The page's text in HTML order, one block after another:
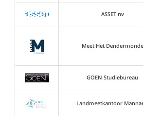
ASSET nv
Meet Het Dendermonde
GOEN Studiebureau
Landmeetkantoor